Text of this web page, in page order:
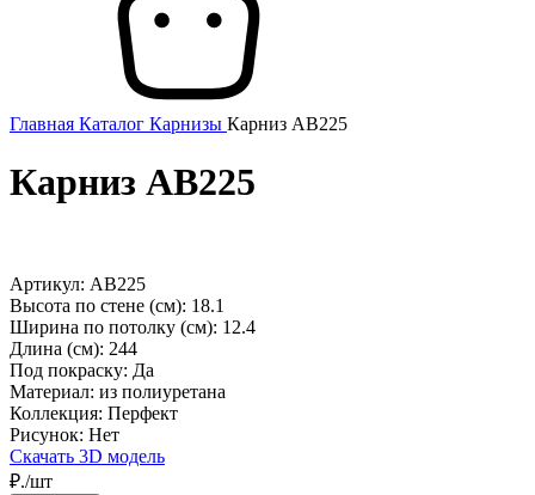
Главная Каталог Карнизы Карниз AB225
Карниз AB225
Артикул: AB225
Высота по стене (см): 18.1
Ширина по потолку (см): 12.4
Длина (см): 244
Под покраску: Да
Материал: из полиуретана
Коллекция: Перфект
Рисунок: Нет
Скачать 3D модель
₽./шт